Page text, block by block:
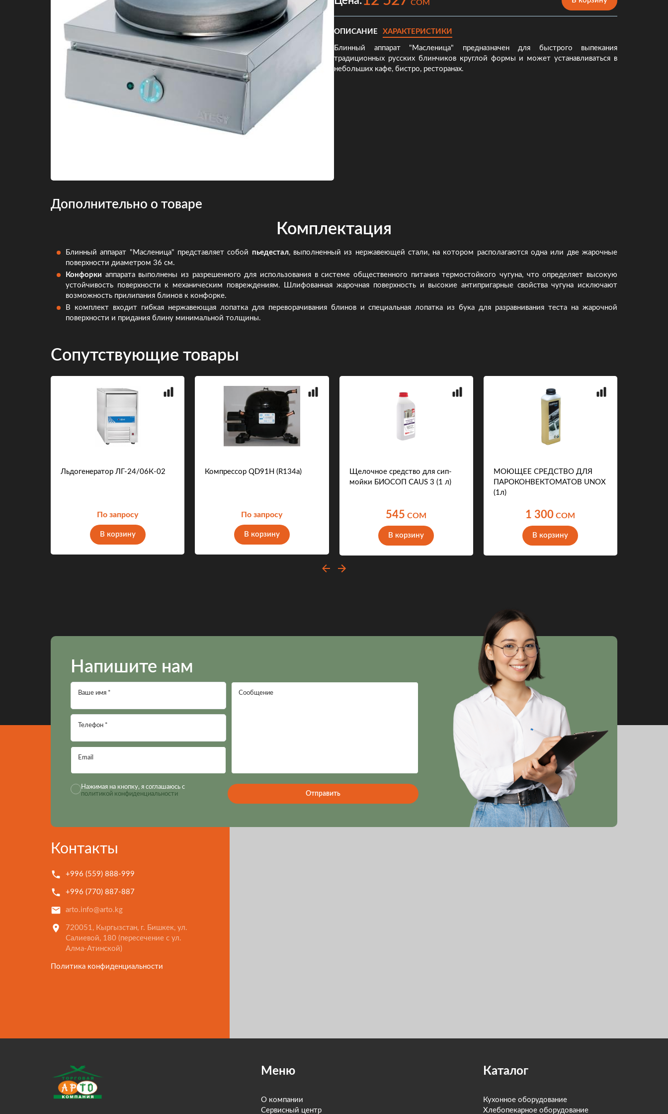
COM
ОПИСАНИЕ ХАРАКТЕРИСТИКИ
Блинный аппарат "Масленица" предназначен для быстрого выпекания
традиционных русских блинчиков круглой формы и может устанавливаться в
небольших кафе, бистро, ресторанах.
Дополнительно о товаре
Комплектация
Блинный аппарат "Масленица" представляет собой пьедестал, выполненный из нержавеющей стали, на котором располагаются одна или две жарочные
поверхности диаметром 36 см.
Конфорки аппарата выполнены из разрешенного для использования в системе общественного питания термостойкого чугуна, что определяет высокую
устойчивость поверхности к механическим повреждениям. Шлифованная жарочная поверхность и высокие антипригарные свойства чугуна исключают
возможность прилипания блинов к конфорке.
В комплект входит гибкая нержавеющая лопатка для переворачивания блинов и специальная лопатка из бука для разравнивания теста на жарочной
поверхности и придания блину минимальной толщины.
Сопутствующие товары
Льдогенератор ЛГ-24/06К-02
По запросу
В корзину
Компрессор QD91H (R134a)
По запросу
В корзину
Щелочное средство для сип-
мойки БИОСОП CAUS 3 (1 л)
545 COM
В корзину
МОЮЩЕЕ СРЕДСТВО ДЛЯ
ПАРОКОНВЕКТОМАТОВ UNOX
(1л)
1 300 COM
В корзину
Напишите нам
Ваше имя *
Телефон *
Email
Сообщение
Нажимая на кнопку, я соглашаюсь с
политикой конфиденциальности
Отправить
Контакты
+996 (559) 888-999
+996 (770) 887-887
arto.info@arto.kg
720051, Кыргызстан, г. Бишкек, ул.
Салиевой, 180 (пересечение с ул.
Алма-Атинской)
Политика конфиденциальности
Меню
О компании
Сервисный центр
Каталог
Кухонное оборудование
Хлебопекарное оборудование